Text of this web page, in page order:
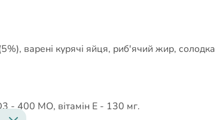
варені курячі яйця, риб'ячий жир,
- 400 МО, вітамін Е - 130 мг.